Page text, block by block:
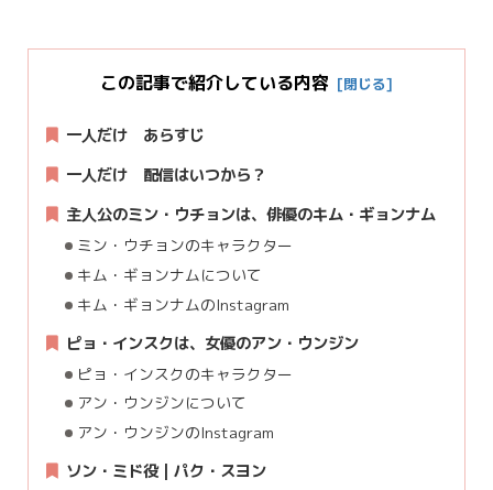
この記事で紹介している内容
一人だけ あらすじ
一人だけ 配信はいつから？
主人公のミン・ウチョンは、俳優のキム・ギョンナム
ミン・ウチョンのキャラクター
キム・ギョンナムについて
キム・ギョンナムのInstagram
ピョ・インスクは、女優のアン・ウンジン
ピョ・インスクのキャラクター
アン・ウンジンについて
アン・ウンジンのInstagram
ソン・ミド役 | パク・スヨン